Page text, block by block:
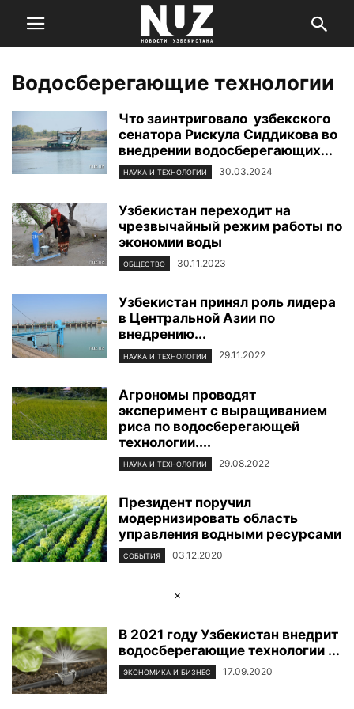
Водосберегающие технологии
Что заинтриговало узбекского
сенатора Рискула Сиддикова во
внедрении водосберегающих...
НАУКА И ТЕХНОЛОГИИ 30.03.2024
Узбекистан переходит на
чрезвычайный режим работы по
экономии воды
ОБЩЕСТВО 30.11.2023
Узбекистан принял роль лидера
в Центральной Азии по
внедрению...
НАУКА И ТЕХНОЛОГИИ 29.11.2022
Агрономы проводят
эксперимент с выращиванием
риса по водосберегающей
технологии....
НАУКА И ТЕХНОЛОГИИ 29.08.2022
Президент поручил
модернизировать область
управления водными ресурсами
СОБЫТИЯ 03.12.2020
×
В 2021 году Узбекистан внедрит
водосберегающие технологии ...
ЭКОНОМИКА И БИЗНЕС 17.09.2020